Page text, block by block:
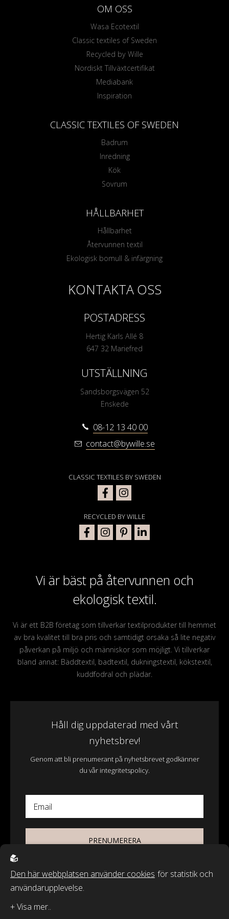
OM OSS
Wasa Ecotextil
Classic textiles of Sweden
Recycled by Wille
Nordiskt Tillväxtcertifikat
Mediabank
Inspiration
CLASSIC TEXTILES OF SWEDEN
Badrum
Inredning
Kök
Sovrum
HÅLLBARHET
Hållbarhet
Återvunnen textil
Ekologisk bomull & infärgning
Vi är bäst på återvunnen och
ekologisk textil.
Vi är ett B2B företag som tillverkar textilprodukter till hemmet
av bra kvalitet till bra pris och samtidigt orsaka så lite negativ
påverkan på miljö och människor som möjligt. Vi tillverkar
bland annat: Bäddtextil, badtextil, dukningstextil, kökstextil,
kuddfodral och plädar.
Håll dig uppdaterad med vårt
nyhetsbrev!
Genom att bli prenumerant på nyhetsbrevet godkänner
du vår integritetspolicy.
Email
PRENUMERERA
KONTAKTA OSS
POSTADRESS
Hertig Karls Allé 8
647 32 Mariefred
UTSTÄLLNING
Sandsborgsvägen 52
Enskede
08-12 13 40 00
contact@bywille.se
CLASSIC TEXTILES BY SWEDEN
RECYCLED BY WILLE
Den här webbplatsen använder cookies för statistik och
användarupplevelse.